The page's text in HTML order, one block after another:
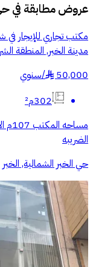
عروض مطابقة في
مكتب تجاري للإيجار في
مدينة الخبر, المنطقة
50,000
§
/سنوي
302م²
الضريبه
حي الخبر الشمالية, الخبر